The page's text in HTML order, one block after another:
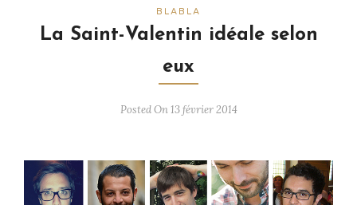
BLABLA
La Saint-Valentin idéale selon
eux
Posted On 13 février 2014